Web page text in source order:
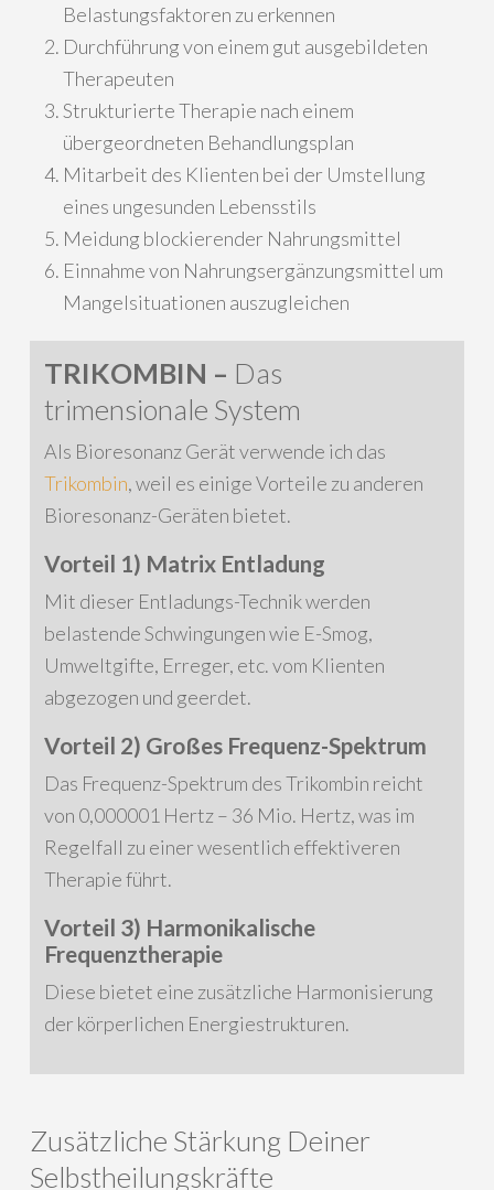
Belastungsfaktoren zu erkennen
Durchführung von einem gut ausgebildeten
Therapeuten
Strukturierte Therapie nach einem
übergeordneten Behandlungsplan
Mitarbeit des Klienten bei der Umstellung
eines ungesunden Lebensstils
Meidung blockierender Nahrungsmittel
Einnahme von Nahrungsergänzungsmittel um
Mangelsituationen auszugleichen
TRIKOMBIN – Das
trimensionale System
Als Bioresonanz Gerät verwende ich das
Trikombin, weil es einige Vorteile zu anderen
Bioresonanz-Geräten bietet.
Vorteil 1) Matrix Entladung
Mit dieser Entladungs-Technik werden
belastende Schwingungen wie E-Smog,
Umweltgifte, Erreger, etc. vom Klienten
abgezogen und geerdet.
Vorteil 2) Großes Frequenz-Spektrum
Das Frequenz-Spektrum des Trikombin reicht
von 0,000001 Hertz – 36 Mio. Hertz, was im
Regelfall zu einer wesentlich effektiveren
Therapie führt.
Vorteil 3) Harmonikalische
Frequenztherapie
Diese bietet eine zusätzliche Harmonisierung
der körperlichen Energiestrukturen.
Zusätzliche Stärkung Deiner
Selbstheilungskräfte